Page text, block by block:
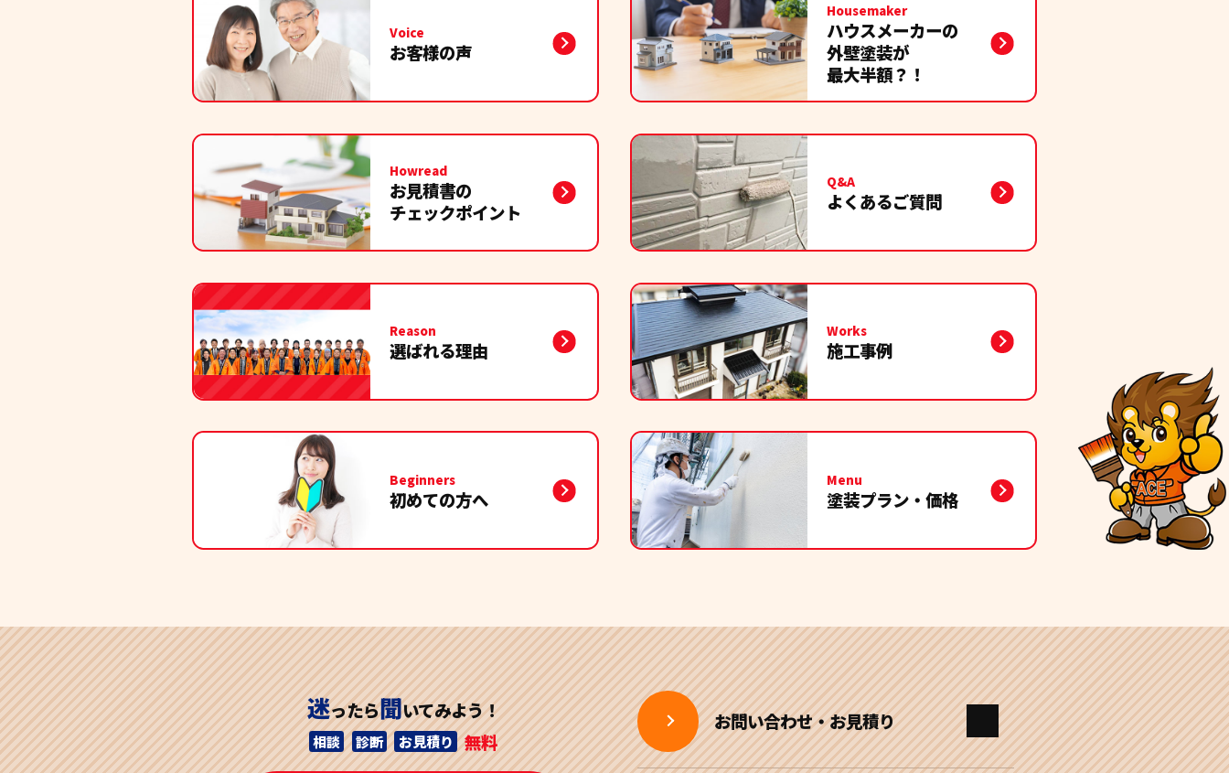
Voice
お客様の声
Housemaker
ハウスメーカーの
外壁塗装が
最大半額？！
Howread
お見積書の
チェックポイント
Q&A
よくあるご質問
Reason
選ばれる理由
Works
施工事例
Beginners
初めての方へ
Menu
塗装プラン・価格
迷ったら聞いてみよう！
相談 診断 お見積り 無料
お問い合わせ・お見積り